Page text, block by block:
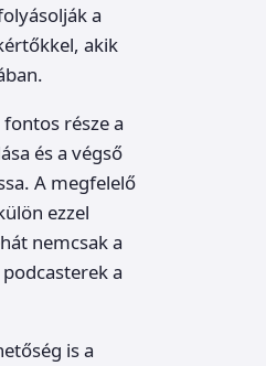
a
akik
része a
és a végső
A megfelelő
ezzel
nemcsak a
a
is a